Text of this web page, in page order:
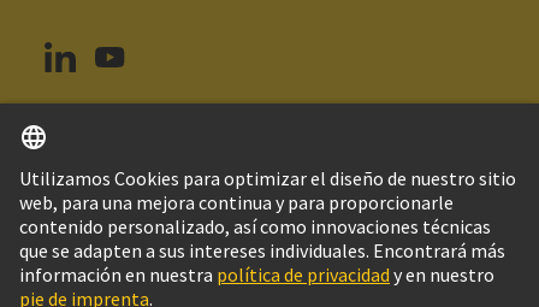
Brasil Español
© Grupo Tecnológico HARTING